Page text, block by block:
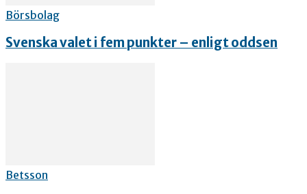
Börsbolag
Svenska valet i fem punkter – enligt oddsen
Betsson